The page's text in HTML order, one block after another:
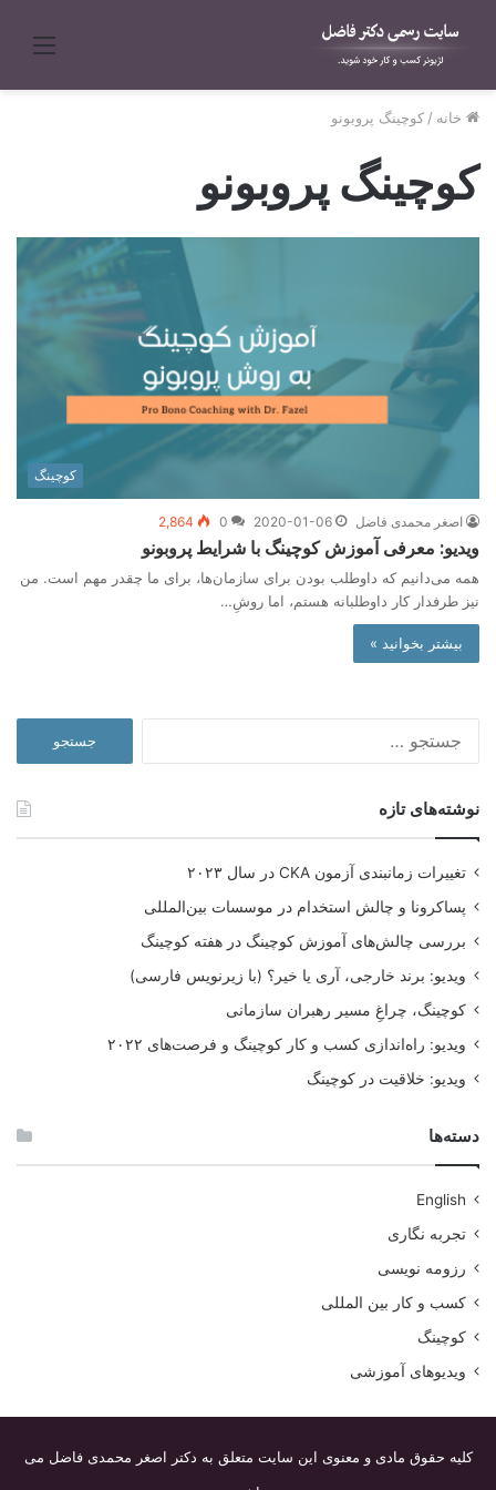
منو
خانه / کوچینگ پروبونو
کوچینگ پروبونو
کوچینگ
اصغر محمدی فاضل 2020-01-06
0
2,864
ویدیو: معرفی آموزش کوچینگ با شرایط پروبونو
همه می‌دانیم که داوطلب بودن برای سازمان‌ها، برای ما چقدر مهم است. من
نیز طرفدار کار داوطلبانه هستم، اما روشِ…
بیشتر بخوانید »
نوشته‌های تازه
تغییرات زمانبندی آزمون CKA در سال ۲۰۲۳
پساکرونا و چالش استخدام در موسسات بین‌المللی
بررسی چالش‌های آموزش کوچینگ در هفته کوچینگ
ویدیو: برند خارجی، آری یا خیر؟ (با زیرنویس فارسی)
کوچینگ، چراغِ مسیر رهبران سازمانی
ویدیو: راه‌اندازی کسب و کار کوچینگ و فرصت‌های ۲۰۲۲
ویدیو: خلاقیت در کوچینگ
دسته‌ها
English
تجربه نگاری
رزومه نویسی
کسب و کار بین المللی
کوچینگ
ویدیوهای آموزشی
کلیه حقوق مادی و معنوی این سایت متعلق به دکتر اصغر محمدی فاضل می